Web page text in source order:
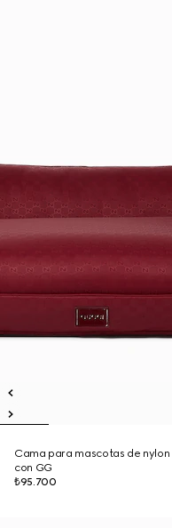
Cama para mascotas de nylon
con GG
₺95.700